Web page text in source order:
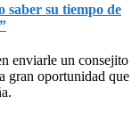
su tiempo de
enviarle un consejito
gran oportunidad que